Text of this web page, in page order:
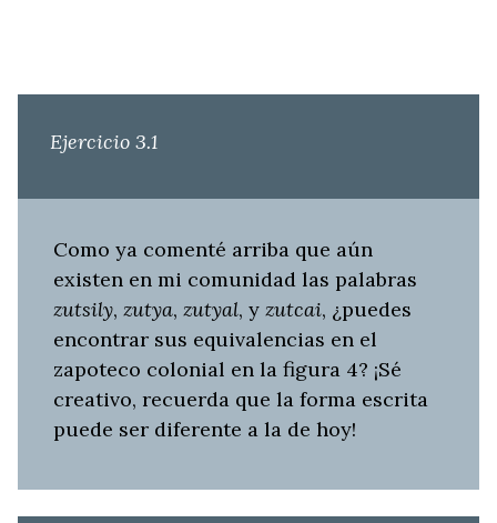
Ejercicio 3.1
Como ya comenté arriba que aún
existen en mi comunidad las palabras
zutsily, zutya, zutyal, y zutcai, ¿puedes
encontrar sus equivalencias en el
zapoteco colonial en la figura 4? ¡Sé
creativo, recuerda que la forma escrita
puede ser diferente a la de hoy!